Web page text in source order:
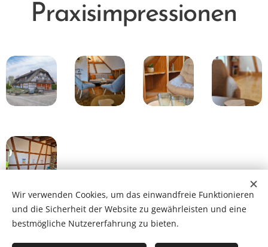
Praxisimpressionen
Glärnischstrasse 55, 8618 Oetwil am See
Wir verwenden Cookies, um das einwandfreie Funktionieren
und die Sicherheit der Website zu gewährleisten und eine
bestmögliche Nutzererfahrung zu bieten.